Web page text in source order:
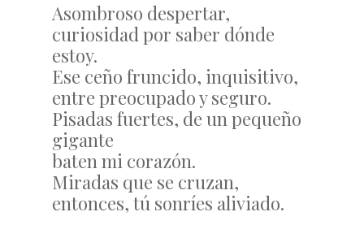
Asombroso despertar,
curiosidad por saber dónde
estoy.
Ese ceño fruncido, inquisitivo,
entre preocupado y seguro.
Pisadas fuertes, de un pequeño
gigante
baten mi corazón.
Miradas que se cruzan,
entonces, tú sonríes aliviado.